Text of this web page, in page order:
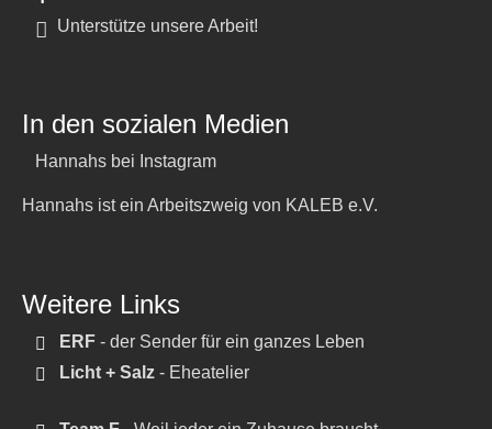
Unterstütze unsere Arbeit!
In den sozialen Medien
Hannahs bei Instagram
Hannahs ist ein Arbeitszweig von KALEB e.V.
Weitere Links
ERF - der Sender für ein ganzes Leben
Licht + Salz - Eheatelier